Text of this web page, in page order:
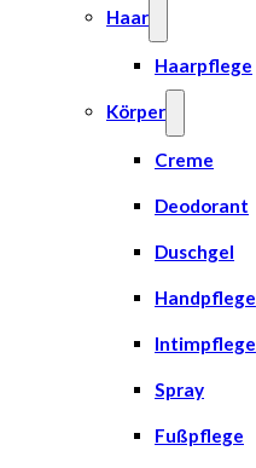
Haar
Haarpflege
Körper
Creme
Deodorant
Duschgel
Handpflege
Intimpflege
Spray
Fußpflege